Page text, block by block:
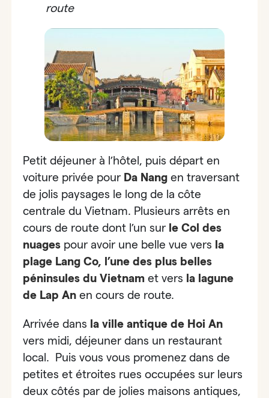
route
Petit déjeuner à l’hôtel, puis départ en
voiture privée pour Da Nang en traversant
de jolis paysages le long de la côte
centrale du Vietnam. Plusieurs arrêts en
cours de route dont l’un sur le Col des
nuages pour avoir une belle vue vers la
plage Lang Co, l’une des plus belles
péninsules du Vietnam et vers la lagune
de Lap An en cours de route.
Arrivée dans la ville antique de Hoi An
vers midi, déjeuner dans un restaurant
local. Puis vous vous promenez dans de
petites et étroites rues occupées sur leurs
deux côtés par de jolies maisons antiques,